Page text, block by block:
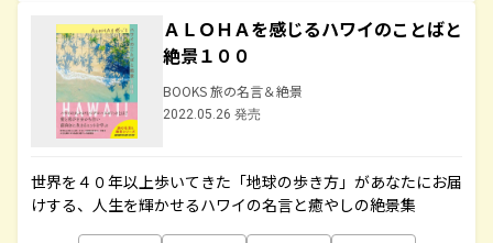
ＡＬＯＨＡを感じるハワイのことばと
絶景１００
BOOKS 旅の名言＆絶景
2022.05.26 発売
世界を４０年以上歩いてきた「地球の歩き方」があなたにお届
けする、人生を輝かせるハワイの名言と癒やしの絶景集